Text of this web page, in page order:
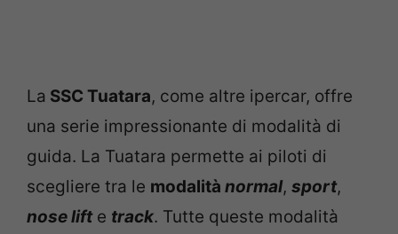
La SSC Tuatara, come altre ipercar, offre
una serie impressionante di modalità di
guida. La Tuatara permette ai piloti di
scegliere tra le modalità normal, sport,
nose lifte track. Tutte queste modalità